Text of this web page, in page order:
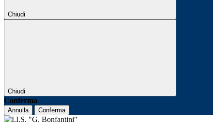
Chiudi
Chiudi
Conferma
Annulla Conferma